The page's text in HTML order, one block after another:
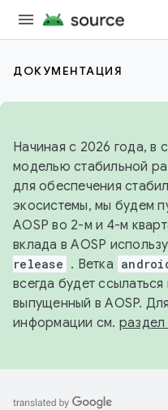
ДОКУМЕНТАЦИЯ
Начиная с 2026 года, в
моделью стабильной
для обеспечения
экосистемы, мы будем
AOSP во 2-м и 4-м
вклада в AOSP
release . Ветка
всегда будет
выпущенный в AOSP.
информации см. раздел